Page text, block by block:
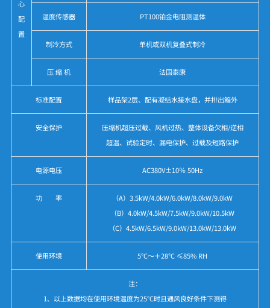
心
配
置
温度传感器 PT100铂金电阻测温体
制冷方式 单机或双机复叠式制冷
压 缩 机 法国泰康
标准配置 样品架2层、配有凝结水接水盘，并排出箱外
安全保护
压缩机超压过载、风机过热、整体设备欠相/逆相
超温、试验定时、漏电保护、过载及短路保护
电源电压 AC380V±10％ 50Hz
功 率
（A）3.5kW/4.0kW/6.0kW/8.0kW/9.0kW
（B）4.0kW/4.5kW/7.5kW/9.0kW/10.5kW
（C）4.5kW/6.5kW/9.0kW/13.0kW/13.0kW
使用环境 5℃～＋28℃ ≤85% RH
注：
1、以上数据均在使用环境温度为25℃时且通风良好条件下测得